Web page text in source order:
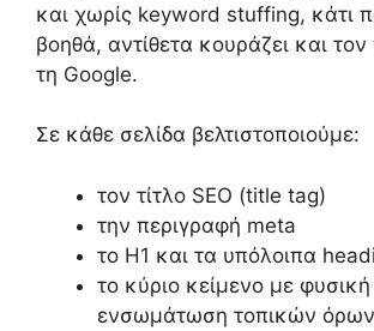
και χωρίς keyword stuffing, κάτι
βοηθά, αντίθετα κουράζει και
τη Google.
Σε κάθε σελίδα βελτιστοποιούμε:
τον τίτλο SEO (title tag)
την περιγραφή meta
το H1 και τα υπόλοιπα
το κύριο κείμενο με φυσική
ενσωμάτωση τοπικών όρων